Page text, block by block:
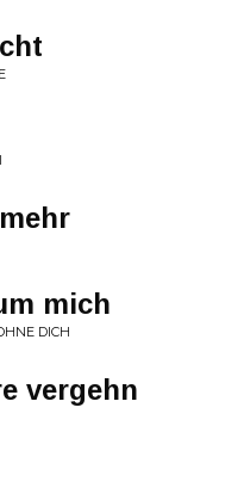
mich
DICH
vergehn